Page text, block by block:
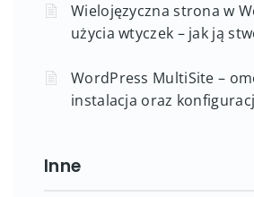
Wielojęzyczna strona w
użycia wtyczek – jak ją
WordPress MultiSite –
instalacja oraz
Inne